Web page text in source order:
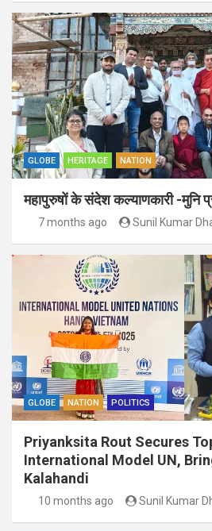
GLOBE HERITAGE NATION
महापुरुषों के संदेश कल्याणकारी -मुनि
7 months ago Sunil Kumar
GLOBE NATION POLITICS
Priyanksita Rout Secures
International Model UN,
Kalahandi
10 months ago Sunil Kumar